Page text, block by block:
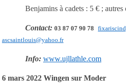
Benjamins à cadets : 5 € ; autres
Contact: 03 87 07 90 78
ascsaintlouis@yahoo.fr
Info: www.ujllathle.com
6 mars 2022 Wingen sur Moder